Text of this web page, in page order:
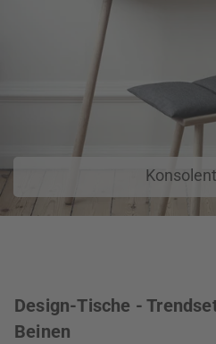
Design-Tische -
Beinen